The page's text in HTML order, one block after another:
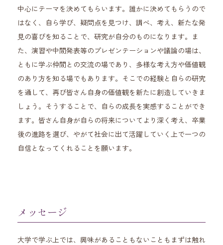
中心にテーマを決めてもらいます。誰かに決めてもらうので
はなく、自ら学び、疑問点を見つけ、調べ、考え、新たな発
見の喜びを知ることで、研究が自分のものになります。ま
た、演習や中間発表等のプレゼンテーションや議論の場は、
ともに学ぶ仲間との交流の場であり、多様な考え方や価値観
のあり方を知る場でもあります。そこでの経験と自らの研究
を通して、再び皆さん自身の価値観を新たに創造していきま
しょう。そうすることで、自らの成長を実感することができ
ます。皆さん自身が自らの将来についてより深く考え、卒業
後の進路を選び、やがて社会に出て活躍していく上で一つの
自信となってくれることを願います。
メッセージ
大学で学ぶ上では、興味があることもないこともまずは触れ